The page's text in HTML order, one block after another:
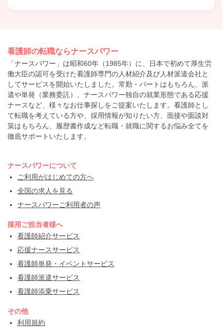
看護師の転職ならナースパワー
「ナースパワー」は昭和60年（1985年）に、日本で初めて厚生労
働大臣の認可を受けた看護師専門の人材紹介及び人材派遣会社と
してサービスを開始いたしました。常勤・パートはもちろん、派
遣や単発（業務委託）、ナースパワー独自の就業形態である応援
ナースなど、様々なお仕事探しをご提案いたします。看護師とし
て転職を考えている方や、採用情報が知りたい方、面接や面談対
策はもちろん、履歴書作成など転職・就職に関するお悩み全てを
徹底サポートいたします。
ナースパワーについて
ご利用がはじめての方へ
全国の求人を見る
ナースパワーご利用者の声
採用ご担当者様へ
看護師紹介サービス
応援ナースサービス
看護師単発・イベントサービス
看護師派遣サービス
看護師添乗サービス
その他
利用規約